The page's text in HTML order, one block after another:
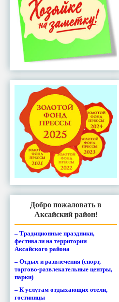
Добро пожаловать в
Аксайский район!
– Традиционные праздники,
фестивали на территории
Аксайского района
– Отдых и развлечения (спорт,
торгово-развлекательные центры,
парки)
– К услугам отдыхающих отели,
гостиницы